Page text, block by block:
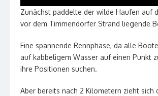
Zunächst paddelte der wilde Haufen auf
vor dem Timmendorfer Strand liegende
Eine spannende Rennphase, da alle
auf kabbeligem Wasser auf einen Punkt
ihre Positionen suchen.
Aber bereits nach 2 Kilometern zieht sich